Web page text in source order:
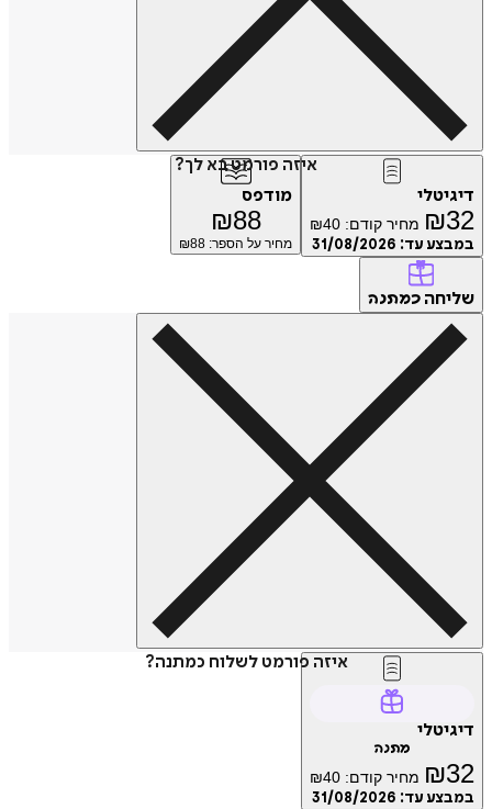
איזה פורמט בא לך?
דיגיטלי
₪32 מחיר קודם: ₪40
במבצע עד: 31/08/2026
מודפס
₪88
מחיר על הספר: ₪ 88
שליחה כמתנה
איזה פורמט לשלוח כמתנה?
דיגיטלי
מתנה
₪32 מחיר קודם: ₪40
במבצע עד: 31/08/2026